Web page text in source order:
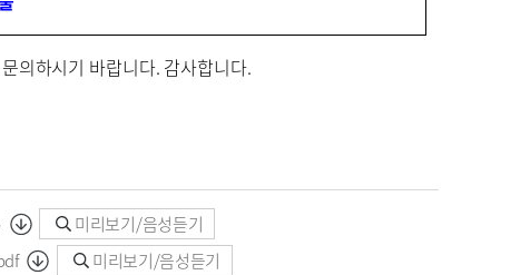
의하시기 바랍니다. 감사합니다.
미리보기/음성듣기
미리보기/음성듣기